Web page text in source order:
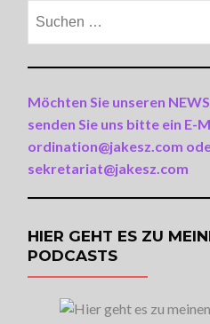
nach:
Möchten Sie unseren
senden Sie uns bitte ein E-
ordination@jakesz.com
sekretariat@jakesz.com
HIER GEHT ES ZU
PODCASTS